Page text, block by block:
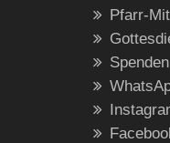
Pfarr-
Spenden